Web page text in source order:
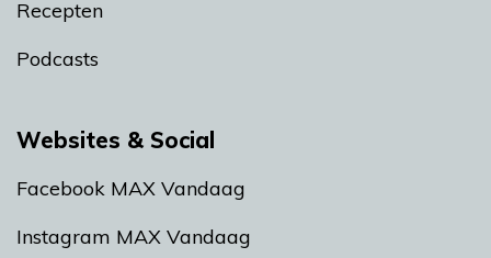
Recepten
Podcasts
Websites & Social
Facebook MAX Vandaag
Instagram MAX Vandaag